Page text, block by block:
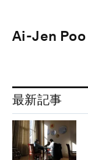
Ai-Jen Poo
最新記事